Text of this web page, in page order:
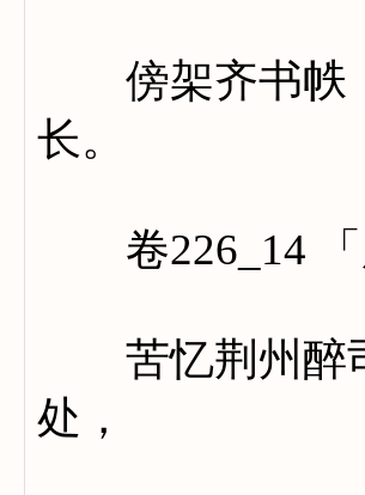
傍架齐书帙，
长。
卷226_14 「
苦忆荆州醉司
处，